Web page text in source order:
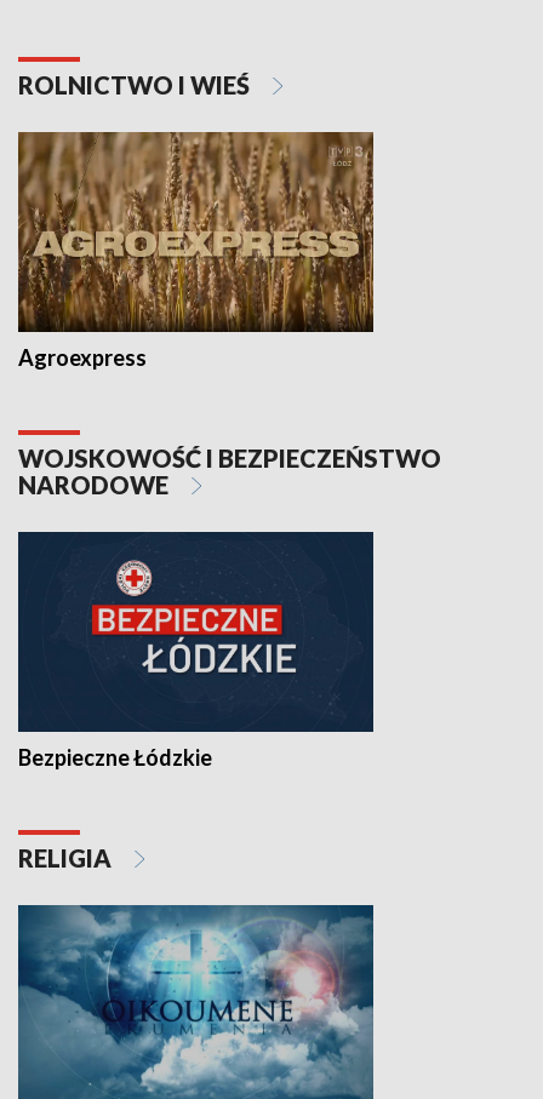
ROLNICTWO I WIEŚ
Agroexpress
WOJSKOWOŚĆ I BEZPIECZEŃSTWO
NARODOWE
Bezpieczne Łódzkie
RELIGIA